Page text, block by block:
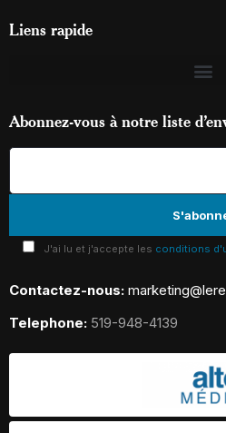
Liens rapide
Abonnez-vous à notre liste
J'ai lu et j'accepte les conditions
Contactez-nous:
Telephone: 519-948-4139